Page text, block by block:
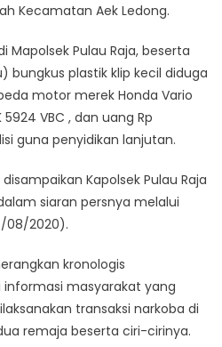
Kecamatan Aek Ledong.
Mapolsek Pulau Raja, beserta
bungkus plastik klip kecil diduga
motor merek Honda Vario
VBC , dan uang Rp
guna penyidikan lanjutan.
Kapolsek Pulau Raja
dalam siaran persnya melalui
08/2020).
kronologis
masyarakat yang
transaksi narkoba di
remaja beserta ciri-cirinya.